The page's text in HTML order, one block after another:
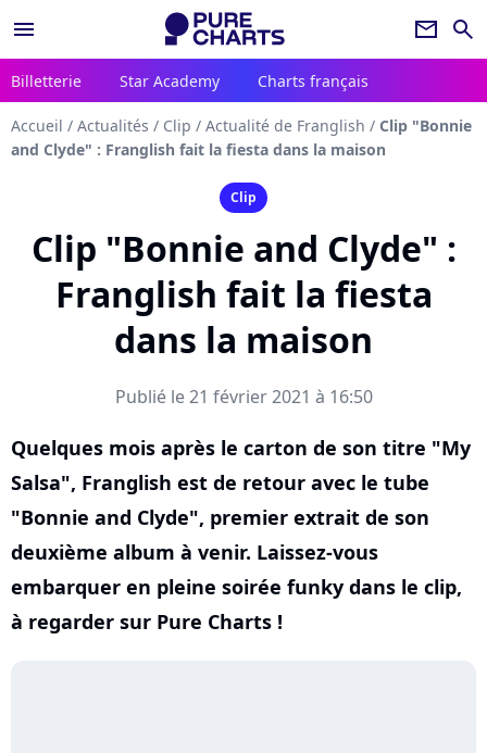
menu newsletter search
Billetterie Star Academy Charts français
Accueil / Actualités / Clip / Actualité de Franglish / Clip "Bonnie
and Clyde" : Franglish fait la fiesta dans la maison
Clip
Clip "Bonnie and Clyde" :
Franglish fait la fiesta
dans la maison
Publié le 21 février 2021 à 16:50
Quelques mois après le carton de son titre "My
Salsa", Franglish est de retour avec le tube
"Bonnie and Clyde", premier extrait de son
deuxième album à venir. Laissez-vous
embarquer en pleine soirée funky dans le clip,
à regarder sur Pure Charts !